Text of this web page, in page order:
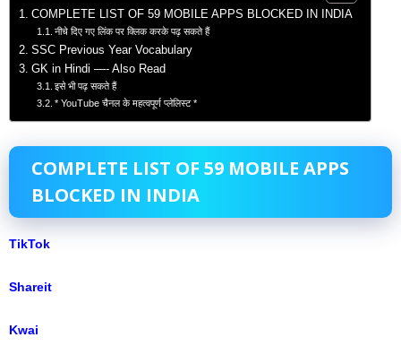
COMPLETE LIST OF 59 MOBILE APPS BLOCKED IN INDIA
नीचे दिए गए लिंक पर क्लिक करके पढ़ सकते हैं
SSC Previous Year Vocabulary
GK in Hindi —- Also Read
इसे भी पढ़ सकते हैं
* YouTube चैनल के महत्वपूर्ण प्लेलिस्ट *
COMPLETE LIST OF 59 MOBILE APPS
BLOCKED IN INDIA
TikTok
Shareit
Kwai